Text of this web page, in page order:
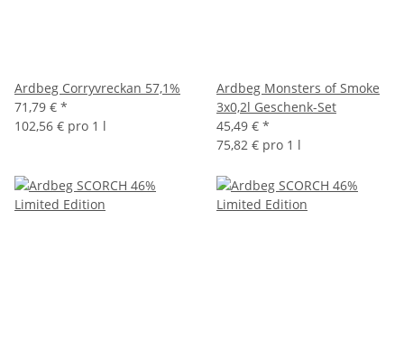
Ardbeg Corryvreckan 57,1%
71,79 € *
102,56 € pro 1 l
Ardbeg Monsters of Smoke
3x0,2l Geschenk-Set
45,49 € *
75,82 € pro 1 l